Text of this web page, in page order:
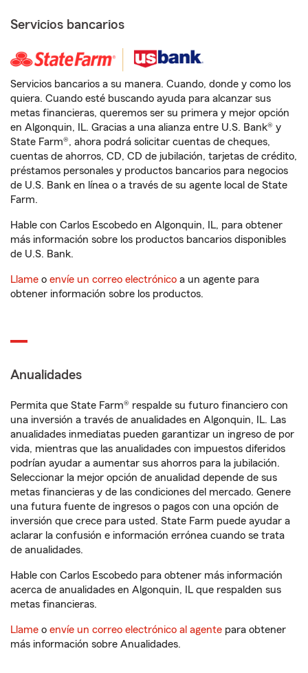
Servicios bancarios
Servicios bancarios a su manera. Cuando, donde y como los
quiera. Cuando esté buscando ayuda para alcanzar sus
metas financieras, queremos ser su primera y mejor opción
en Algonquin, IL. Gracias a una alianza entre U.S. Bank® y
State Farm®, ahora podrá solicitar cuentas de cheques,
cuentas de ahorros, CD, CD de jubilación, tarjetas de crédito,
préstamos personales y productos bancarios para negocios
de U.S. Bank en línea o a través de su agente local de State
Farm.
Hable con Carlos Escobedo en Algonquin, IL, para obtener
más información sobre los productos bancarios disponibles
de U.S. Bank.
Llame o envíe un correo electrónico a un agente para
obtener información sobre los productos.
Anualidades
Permita que State Farm® respalde su futuro financiero con
una inversión a través de anualidades en Algonquin, IL. Las
anualidades inmediatas pueden garantizar un ingreso de por
vida, mientras que las anualidades con impuestos diferidos
podrían ayudar a aumentar sus ahorros para la jubilación.
Seleccionar la mejor opción de anualidad depende de sus
metas financieras y de las condiciones del mercado. Genere
una futura fuente de ingresos o pagos con una opción de
inversión que crece para usted. State Farm puede ayudar a
aclarar la confusión e información errónea cuando se trata
de anualidades.
Hable con Carlos Escobedo para obtener más información
acerca de anualidades en Algonquin, IL que respalden sus
metas financieras.
Llame o envíe un correo electrónico al agente para obtener
más información sobre Anualidades.